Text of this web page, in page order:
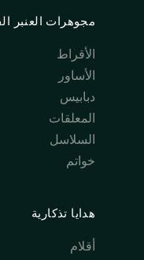
مجوهرات العنبر
الأقراط
الأساور
دبابيس
المعلقات
السلاسل
خواتم
هدايا تذكارية
أقلام